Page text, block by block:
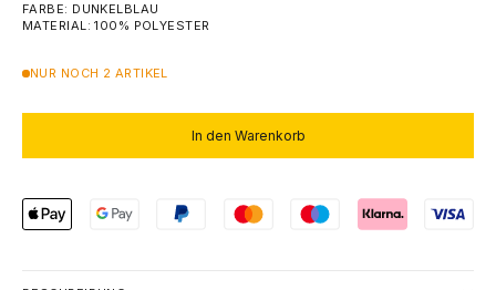
FARBE: DUNKELBLAU
MATERIAL: 100% POLYESTER
NUR NOCH 2 ARTIKEL
In den Warenkorb